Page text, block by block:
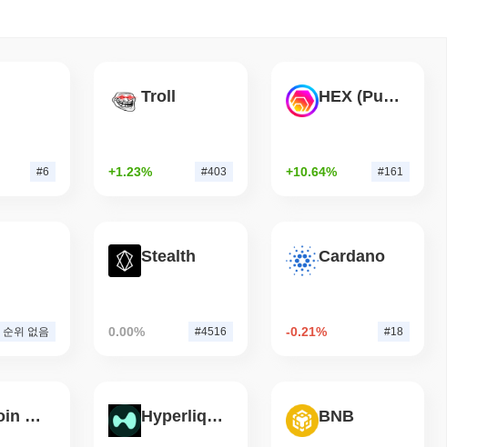
소에서 널리 이용할 수 있습니다. 가장 활발한 플랫폼은 Binance Futures이며,
6.75%증가를 보여줍니다. 이는 거래 활동의 단기적인 증가를
고 있습니다 .
요?
다.
과를 나타냅니다.
앙화 거래소 거래량 감소 속에서 기록적인 점유율 달성
#6
Troll
+1.23% #403
HEX (Pulsechain)
+10.64% #161
순위 없음
Stealth
0.00% #4516
Cardano
-0.21% #18
Bitcoin Silver Hyperliquid BNB